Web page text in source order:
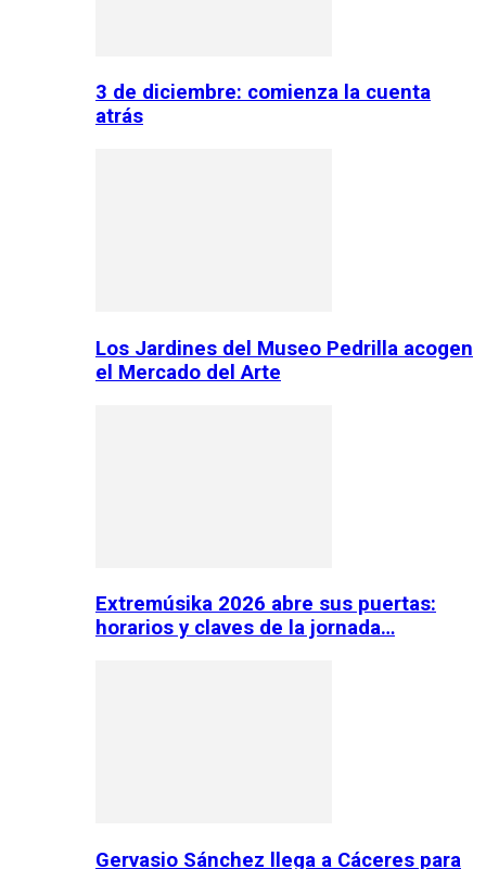
3 de diciembre: comienza la cuenta
atrás
Los Jardines del Museo Pedrilla acogen
el Mercado del Arte
Extremúsika 2026 abre sus puertas:
horarios y claves de la jornada…
Gervasio Sánchez llega a Cáceres para